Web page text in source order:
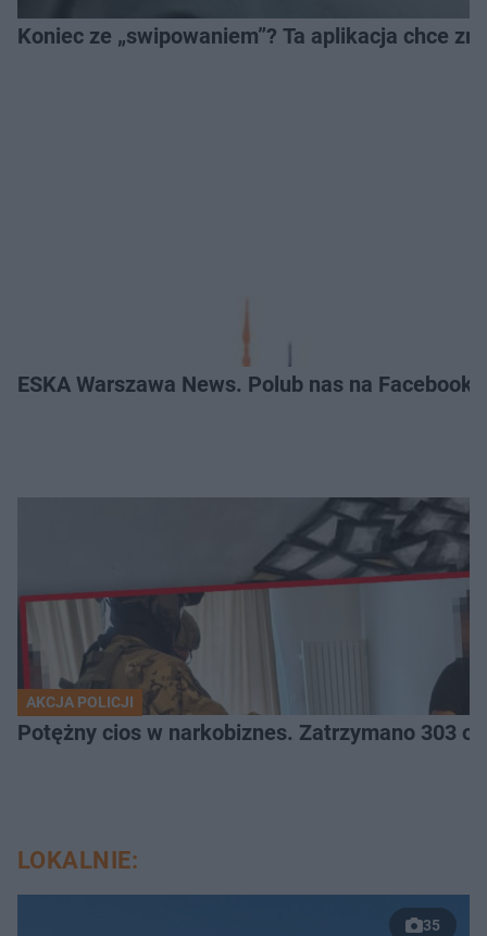
Koniec ze „swipowaniem”? Ta aplikacja chce
ESKA Warszawa News. Polub nas na
AKCJA POLICJI
Potężny cios
LOKALNIE:
35